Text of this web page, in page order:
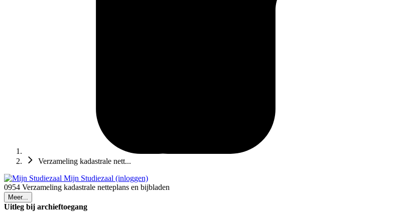
Verzameling kadastrale nett...
Mijn Studiezaal (inloggen)
0954 Verzameling kadastrale netteplans en bijbladen
Meer...
Uitleg bij archieftoegang